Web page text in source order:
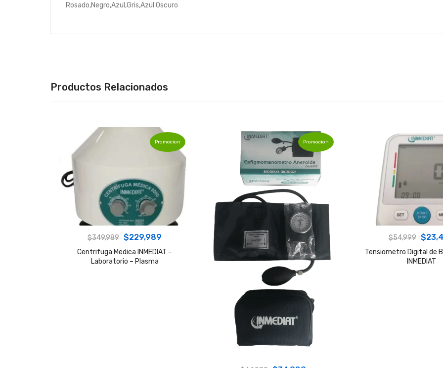
Rosado,Negro,Azul,Gris,Azul Oscuro
Productos Relacionados
Promocion
$349,989 Original
price
was:
$229,989
price
Centrifuga Medica INMEDIAT –
Laboratorio – Plasma
Promocion
$54,999
price
was:
$
Tensiometro Digital de
INMEDIAT